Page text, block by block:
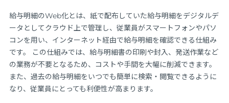
給与明細のWeb化とは、紙で配布していた給与明細をデジタルデ
ータとしてクラウド上で管理し、従業員がスマートフォンやパソ
コンを用い、インターネット経由で給与明細を確認できる仕組み
です。 この仕組みでは、給与明細書の印刷や封入、発送作業など
の業務が不要となるため、コストや手間を大幅に削減できます。
また、過去の給与明細をいつでも簡単に検索・閲覧できるように
なり、従業員にとっても利便性が高まります。